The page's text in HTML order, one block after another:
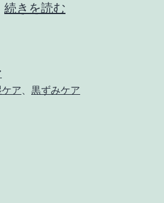
続きを読む
の
ア 黒ずみケア